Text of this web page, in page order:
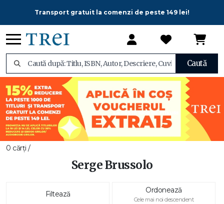
Transport gratuit la comenzi de peste 149 lei!
Caută
0 cărți /
Serge Brussolo
Filtează Ordonează
Cele mai noi descendent